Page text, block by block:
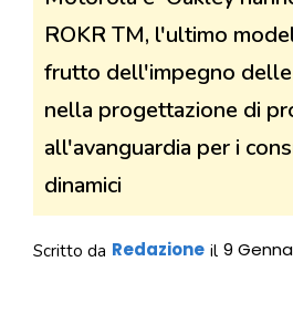
ROKR TM, l'ultimo
frutto dell'impegno
nella progettazione di
all'avanguardia per i
dinamici
Scritto da Redazione il 9